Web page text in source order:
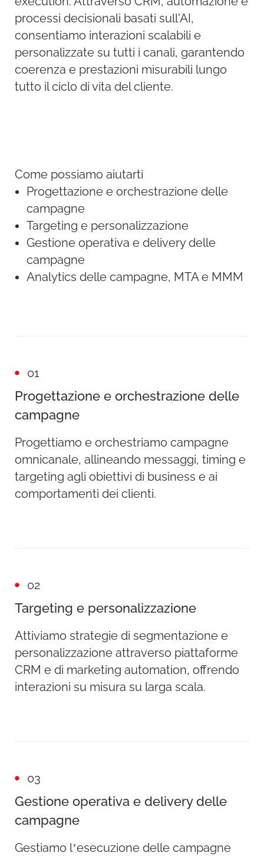
processi decisionali basati sull'AI,
consentiamo interazioni scalabili e
personalizzate su tutti i canali, garantendo
coerenza e prestazioni misurabili lungo
tutto il ciclo di vita del cliente.
Come possiamo aiutarti
Progettazione e orchestrazione delle
campagne
Targeting e personalizzazione
Gestione operativa e delivery delle
campagne
Analytics delle campagne, MTA e MMM
01
Progettazione e orchestrazione delle
campagne
Progettiamo e orchestriamo campagne
omnicanale, allineando messaggi, timing e
targeting agli obiettivi di business e ai
comportamenti dei clienti.
02
Targeting e personalizzazione
Attiviamo strategie di segmentazione e
personalizzazione attraverso piattaforme
CRM e di marketing automation, offrendo
interazioni su misura su larga scala.
03
Gestione operativa e delivery delle
campagne
Gestiamo l’esecuzione delle campagne